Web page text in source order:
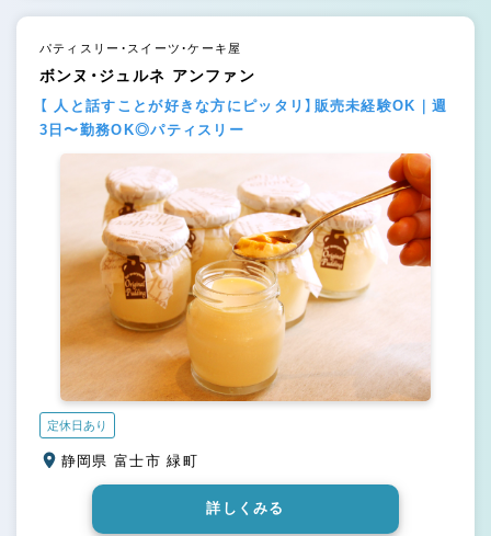
パティスリー・スイーツ・ケーキ屋
ボンヌ・ジュルネ アンファン
【 人と話すことが好きな方にピッタリ】販売未経験OK｜週
3日〜勤務OK◎パティスリー
定休日あり
静岡県 富士市 緑町
詳しくみる